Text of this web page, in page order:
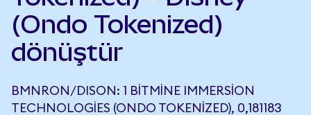
(Ondo Tokenized)
dönüştür
BMNRON/DISON: 1 BITMINE IMMERSION
TECHNOLOGIES (ONDO TOKENIZED), 0,181183